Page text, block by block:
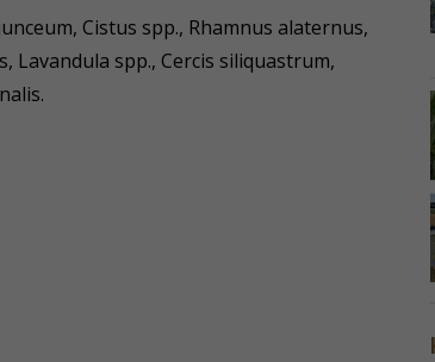
Cistus spp., Rhamnus alaternus,
Lavandula spp., Cercis siliquastrum,